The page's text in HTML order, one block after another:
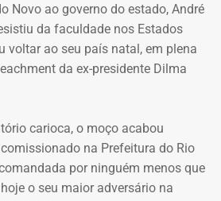
por conta das apresentações de
grupo Terreiro de Crioulo, além
a Teresa Cristina, Milton
A entrada é franca e com
Novo ao governo do estado, André
da faculdade nos Estados
voltar ao seu país natal, em plena
da ex-presidente Dilma
carioca, o moço acabou
na Prefeitura do Rio
por ninguém menos que
o seu maior adversário na